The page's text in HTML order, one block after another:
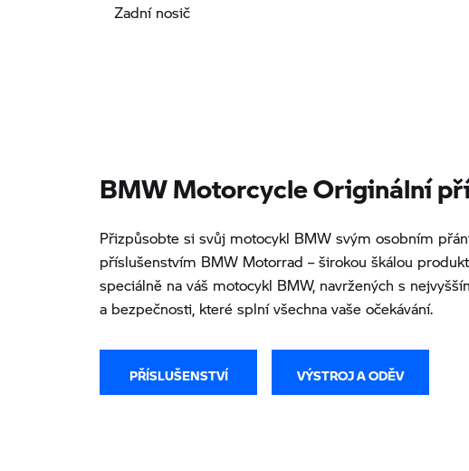
Zadní nosič
BMW Motorcycle Originální
Přizpůsobte si svůj motocykl BMW svým osobním
příslušenstvím BMW Motorrad – širokou škálou
speciálně na váš motocykl BMW, navržených s
a bezpečnosti, které splní všechna vaše očekávání.
PŘÍSLUŠENSTVÍ VÝSTROJ A ODĚV